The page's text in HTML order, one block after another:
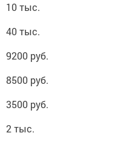
10 тыс.
40 тыс.
9200 руб.
8500 руб.
3500 руб.
2 тыс.